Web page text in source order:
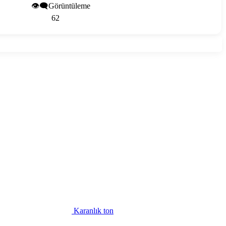
👁️‍🗨️Görüntüleme
62
Karanlık ton